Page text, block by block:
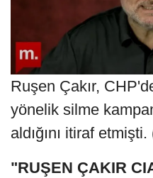
Ruşen Çakır,
yönelik silme
aldığını itiraf
"RUŞEN ÇAKIR